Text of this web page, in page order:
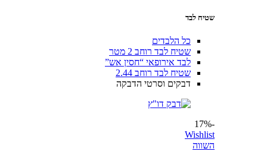
שטיח לבד
כל הלבדים
שטיח לבד רוחב 2 מטר
לבד אירופאי “חסין אש”
שטיח לבד רוחב 2.44
דבקים וסרטי הדבקה
Wishlist